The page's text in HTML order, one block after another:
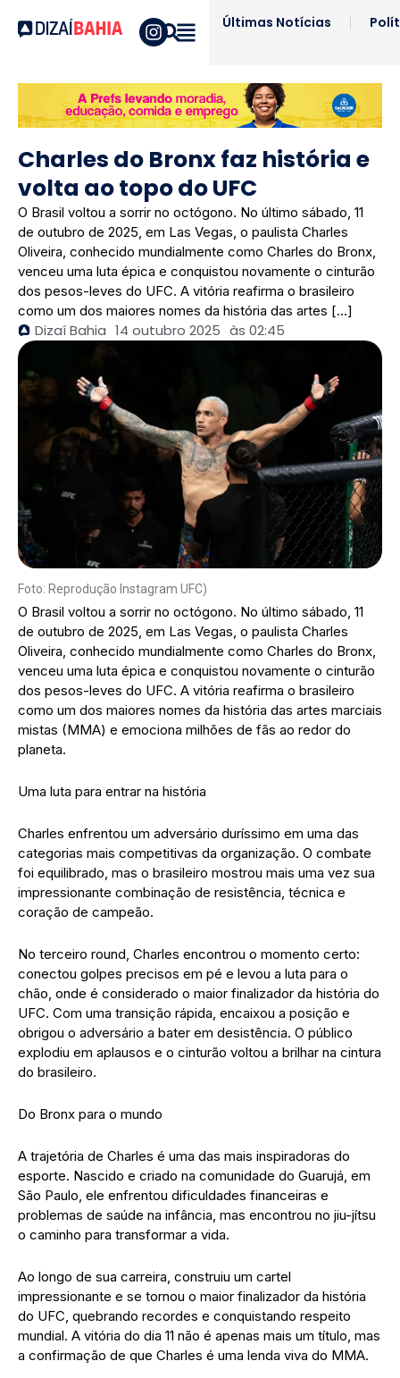
Últimas Notícias
Charles do Bronx faz história e
volta ao topo do UFC
O Brasil voltou a sorrir no octógono. No último sábado, 11
de outubro de 2025, em Las Vegas, o paulista Charles
Oliveira, conhecido mundialmente como Charles do Bronx,
venceu uma luta épica e conquistou novamente o cinturão
dos pesos-leves do UFC. A vitória reafirma o brasileiro
como um dos maiores nomes da história das artes […]
Dizaí Bahia 14 outubro 2025 às 02:45
Foto: Reprodução Instagram UFC)
O Brasil voltou a sorrir no octógono. No último sábado, 11
de outubro de 2025, em Las Vegas, o paulista Charles
Oliveira, conhecido mundialmente como Charles do Bronx,
venceu uma luta épica e conquistou novamente o cinturão
dos pesos-leves do UFC. A vitória reafirma o brasileiro
como um dos maiores nomes da história das artes marciais
mistas (MMA) e emociona milhões de fãs ao redor do
planeta.
Uma luta para entrar na história
Charles enfrentou um adversário duríssimo em uma das
categorias mais competitivas da organização. O combate
foi equilibrado, mas o brasileiro mostrou mais uma vez sua
impressionante combinação de resistência, técnica e
coração de campeão.
No terceiro round, Charles encontrou o momento certo:
conectou golpes precisos em pé e levou a luta para o
chão, onde é considerado o maior finalizador da história do
UFC. Com uma transição rápida, encaixou a posição e
obrigou o adversário a bater em desistência. O público
explodiu em aplausos e o cinturão voltou a brilhar na cintura
do brasileiro.
Do Bronx para o mundo
A trajetória de Charles é uma das mais inspiradoras do
esporte. Nascido e criado na comunidade do Guarujá, em
São Paulo, ele enfrentou dificuldades financeiras e
problemas de saúde na infância, mas encontrou no jiu-jítsu
o caminho para transformar a vida.
Ao longo de sua carreira, construiu um cartel
impressionante e se tornou o maior finalizador da história
do UFC, quebrando recordes e conquistando respeito
mundial. A vitória do dia 11 não é apenas mais um título, mas
a confirmação de que Charles é uma lenda viva do MMA.